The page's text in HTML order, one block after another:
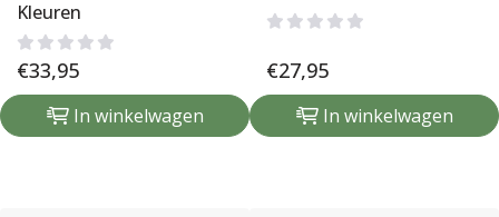
Kleuren
€33,95
In winkelwagen
€27,95
In winkelwagen